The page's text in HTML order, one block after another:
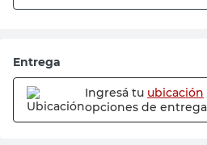
Agregar al
Entrega
Ingresá tu ubicación
opciones de entrega